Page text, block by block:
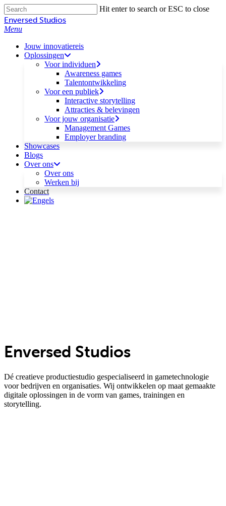
Skip
to
main
content
Hit enter to search or ESC to close
Close
Search
Enversed Studios
Menu
Jouw innovatiereis
Oplossingen
Voor individuen
Awareness games
Talentontwikkeling
Voor een publiek
Interactive storytelling
Attracties & belevingen
Voor jouw organisatie
Management Games
Employer branding
Showcases
Blogs
Over ons
Over ons
Werken bij
Contact
Enversed Studios
Dé creatieve productiestudio gespecialiseerd in gametechnologie
voor bedrijven en organisaties. Wij ontwikkelen op maat gemaakte
digitale oplossingen in de vorm van games, trainingen en
storytelling.